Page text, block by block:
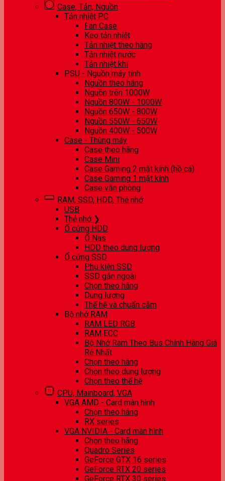
Case, Tản, Nguồn
Tản nhiệt PC
Fan Case
Keo tản nhiệt
Tản nhiệt theo hãng
Tản nhiệt nước
Tản nhiệt khí
PSU - Nguồn máy tính
Nguồn theo hãng
Nguồn trên 1000W
Nguồn 800W - 1000W
Nguồn 650W - 800W
Nguồn 550W - 650W
Nguồn 400W - 500W
Case - Thùng máy
Case theo hãng
Case Mini
Case Gaming 2 mặt kính (hồ cá)
Case Gaming 1 mặt kính
Case văn phòng
RAM, SSD, HDD, Thẻ nhớ
USB
Thẻ nhớ ❯
Ổ cứng HDD
Ổ Nas
HDD theo dung lượng
Ổ cứng SSD
Phụ kiện SSD
SSD gắn ngoài
Chọn theo hãng
Dung lượng
Thế hệ và chuẩn cắm
Bộ nhớ RAM
RAM LED RGB
RAM ECC
Bộ Nhớ Ram Theo Bus Chính Hãng Giá
Rẻ Nhất
Chọn theo hãng
Chọn theo dung lượng
Chọn theo thế hệ
CPU, Mainboard, VGA
VGA AMD - Card màn hình
Chọn theo hãng
RX series
VGA NVIDIA - Card màn hình
Chọn theo hãng
Quadro Series
GeForce GTX 16 series
GeForce RTX 20 series
GeForce RTX 30 series